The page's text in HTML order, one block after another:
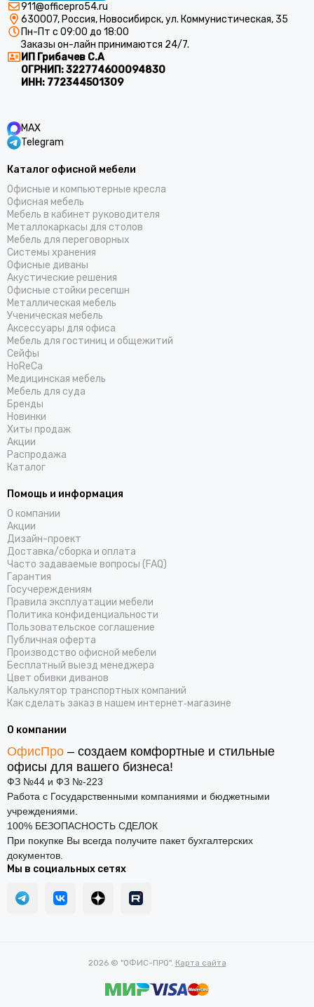
911@officepro54.ru
630007, Россия, Новосибирск, ул. Коммунистическая, 35
Пн-Пт с 09:00 до 18:00
Заказы он-лайн принимаются 24/7.
ИП Грибачев С.А
ОГРНИП:322774600094830
ИНН: 772344501309
MAX
Telegram
Каталог офисной мебели
Офисные и компьютерные кресла
Офисная мебель
Мебель в кабинет руководителя
Металлокаркасы для столов
Мебель для переговорных
Системы хранения
Офисные диваны
Акустические решения
Офисные стойки ресепшн
Металлическая мебель
Ученическая мебель
Аксессуары для офиса
Мебель для гостиниц и общежитий
Cейфы
HoReCa
Медицинская мебель
Мебель для суда
Бренды
Новинки
Хиты продаж
Акции
Распродажа
Каталог
Помощь и информация
О компании
Акции
Дизайн-проект
Доставка/cборка и оплата
Часто задаваемые вопросы (FAQ)
Гарантия
Госучереждениям
Правила эксплуатации мебели
Политика конфиденциальности
Пользовательское соглашение
Публичная оферта
Производство офисной мебели
Бесплатный выезд менеджера
Цвет обивки диванов
Калькулятор транспортных компаний
Как сделать заказ в нашем интернет‑магазине
О компании
ОфисПро – создаем комфортные и стильные
офисы для вашего бизнеса!
ФЗ №44 и ФЗ №-223
Работа с Государственными компаниями и бюджетными
учреждениями.
100% БЕЗОПАСНОСТЬ СДЕЛОК
При покупке Вы всегда получите пакет бухгалтерских
документов.
Мы в социальных сетях
2026 © "ОФИС-ПРО". Карта сайта